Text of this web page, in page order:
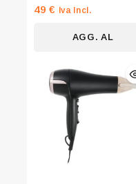
0
su
49€ Iva Incl.
AGG. AL
Join our